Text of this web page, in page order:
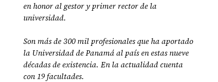
en honor al gestor y primer rector de la
universidad.
Son más de 300 mil profesionales que ha aportado
la Universidad de Panamá al país en estas nueve
décadas de existencia. En la actualidad cuenta
con 19 facultades.